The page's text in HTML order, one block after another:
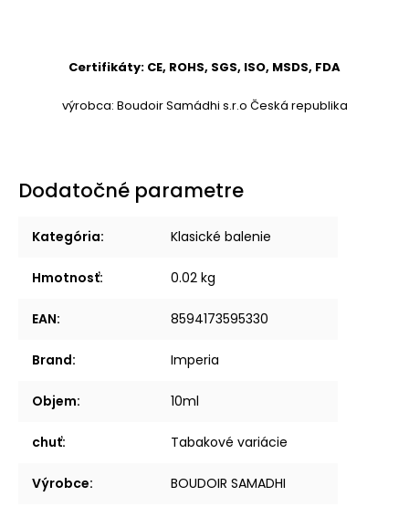
Certifikáty: CE, ROHS, SGS, ISO, MSDS, FDA
výrobca: Boudoir Samádhi s.r.o Česká republika
Dodatočné parametre
Kategória: Klasické balenie
Hmotnosť: 0.02 kg
EAN: 8594173595330
Brand: Imperia
Objem: 10ml
chuť: Tabakové variácie
Výrobce:
BOUDOIR SAMADHI